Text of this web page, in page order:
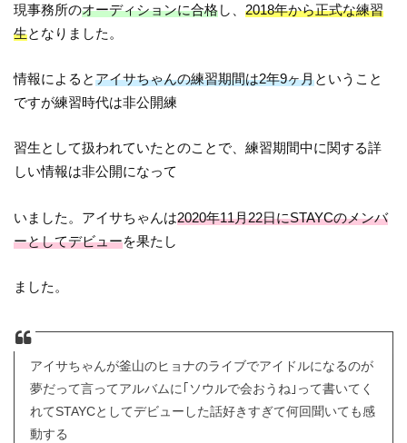
現事務所のオーディションに合格し、2018年から正式な練習
生となりました。
情報によるとアイサちゃんの練習期間は2年9ヶ月ということ
ですが練習時代は非公開練
習生として扱われていたとのことで、練習期間中に関する詳
しい情報は非公開になって
いました。アイサちゃんは2020年11月22日にSTAYCのメンバ
ーとしてデビューを果たし
ました。
アイサちゃんが釜山のヒョナのライブでアイドルになるのが
夢だって言ってアルバムに｢ソウルで会おうね｣って書いてく
れてSTAYCとしてデビューした話好きすぎて何回聞いても感
動する